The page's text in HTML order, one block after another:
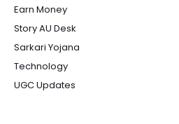
Earn Money
Story AU Desk
Sarkari Yojana
Technology
UGC Updates